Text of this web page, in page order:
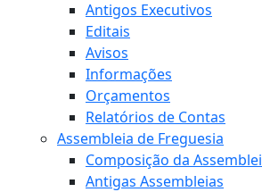
Antigos Executivos
Editais
Avisos
Informações
Orçamentos
Relatórios de Contas
Assembleia de Freguesia
Composição da
Antigas Assembleias